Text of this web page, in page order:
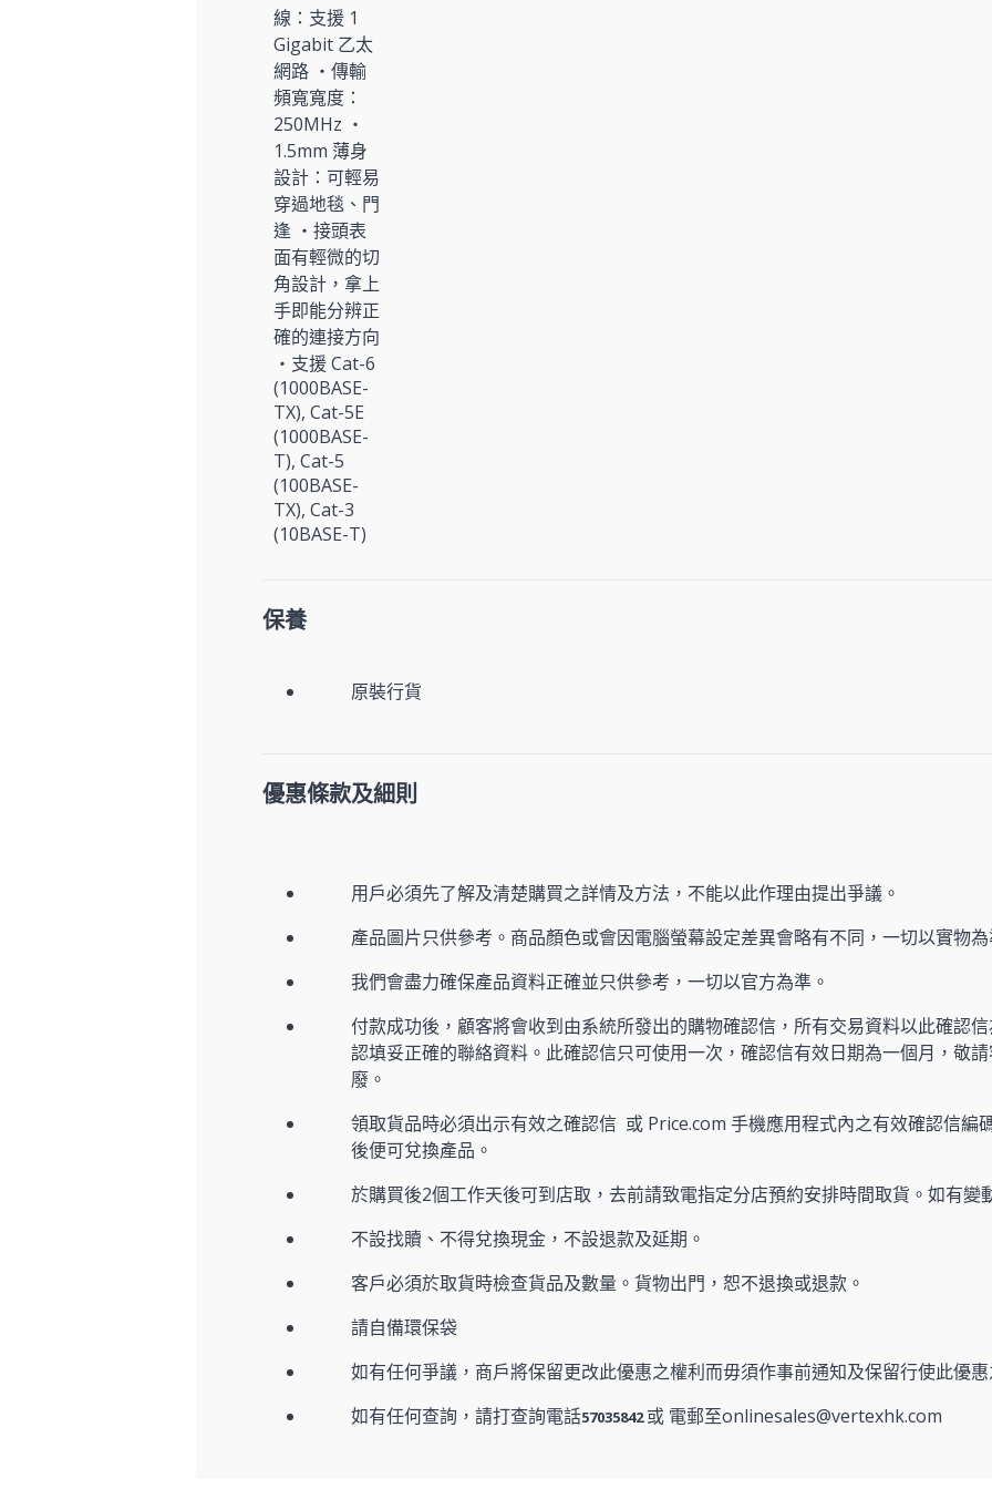
線：支援 1
Gigabit 乙太
網路 ‧傳輸
頻寬寬度：
250MHz ‧
1.5mm 薄身
設計：可輕易
穿過地毯、門
逢 ‧接頭表
面有輕微的切
角設計，拿上
手即能分辨正
確的連接方向
‧支援 Cat-6
(1000BASE-
TX), Cat-5E
(1000BASE-
T), Cat-5
(100BASE-
TX), Cat-3
(10BASE-T)
保養
原裝行貨
優惠條款及細則
用戶必須先了解及清楚購買之詳情及方法，不能以此作理由提出爭議。
產品圖片只供參考。商品顏色或會因電腦螢幕設定差異會略有不同，一切以實物
我們會盡力確保產品資料正確並只供參考，一切以官方為準。
付款成功後，顧客將會收到由系統所發出的購物確認信，所有交易資料以此確認
認填妥正確的聯絡資料。此確認信只可使用一次，確認信有效日期為一個月，敬
廢。
領取貨品時必須出示有效之確認信 或 Price.com 手機應用程式內之有效確認信編
後便可兌換產品。
於購買後2個工作天後可到店取，去前請致電指定分店預約安排時間取貨。如有變
不設找贖、不得兌換現金，不設退款及延期。
客戶必須於取貨時檢查貨品及數量。貨物出門，恕不退換或退款。
請自備環保袋
如有任何爭議，商戶將保留更改此優惠之權利而毋須作事前通知及保留行使此優
如有任何查詢，請打查詢電話57035842 或 電郵至onlinesales@vertexhk.com